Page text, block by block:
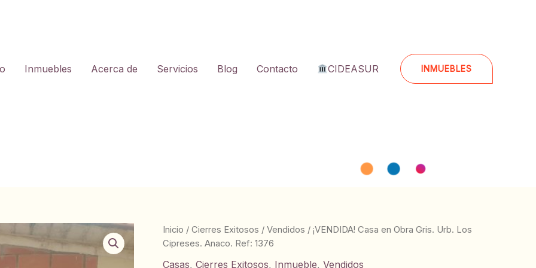
Inmuebles Acerca de Servicios Blog Contacto CIDEASUR INMUEBLES
Inicio / Cierres Exitosos / Vendidos / ¡VENDIDA! Casa en Obra Gris. Urb. Los
Cipreses. Anaco. Ref: 1376
Casas, Cierres Exitosos, Inmueble, Vendidos